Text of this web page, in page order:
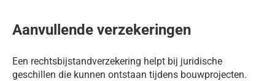
Aanvullende verzekeringen
Een rechtsbijstandverzekering helpt bij juridische
geschillen die kunnen ontstaan tijdens bouwprojecten.